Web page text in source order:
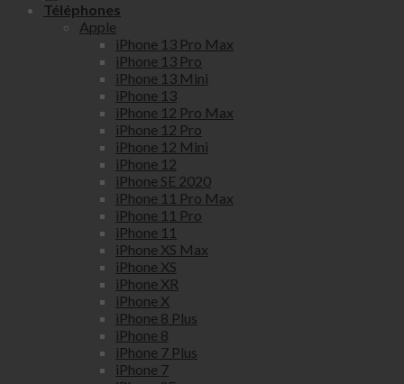
Téléphones
Apple
iPhone 13 Pro Max
iPhone 13 Pro
iPhone 13 Mini
iPhone 13
iPhone 12 Pro Max
iPhone 12 Pro
iPhone 12 Mini
iPhone 12
iPhone SE 2020
iPhone 11 Pro Max
iPhone 11 Pro
iPhone 11
iPhone XS Max
iPhone XS
iPhone XR
iPhone X
iPhone 8 Plus
iPhone 8
iPhone 7 Plus
iPhone 7